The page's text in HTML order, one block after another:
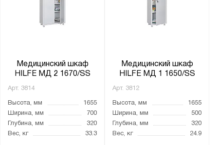
Медицинский шкаф
HILFE МД 2 1670/SS
Арт. 3814
Высота, мм
1655
Ширина, мм
700
Глубина, мм
320
Вес, кг
33.3
Медицинский шкаф
HILFE МД 1 1650/SS
Арт. 3812
Высота, мм
1655
Ширина, мм
500
Глубина, мм
320
Вес, кг
24.9
Ширина, мм:
от до
Тип покрытия поверхности:
гигиенически безопасное, коррозийно-
устойчивое порошковое
порошковое